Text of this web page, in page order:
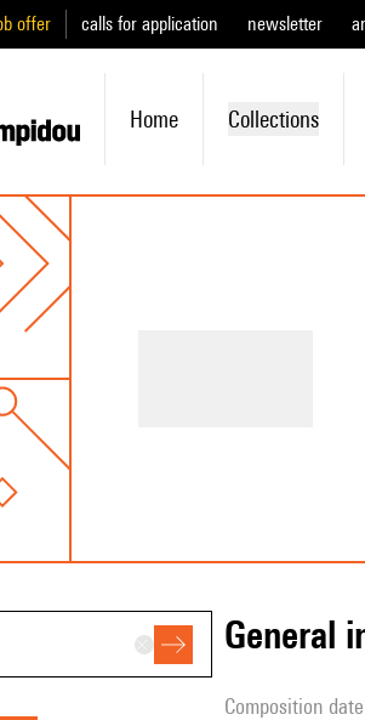
offer calls for application newsletter
Home Collections
general
composition date